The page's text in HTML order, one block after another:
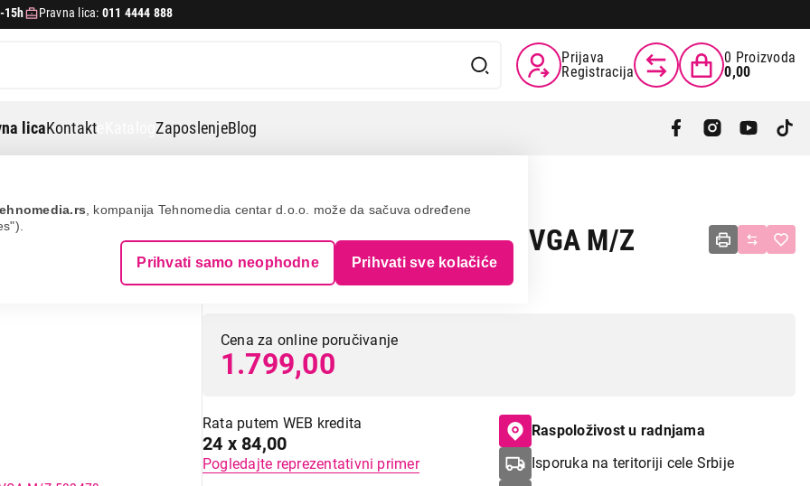
, kompanija Tehnomedia centar d.o.o. može da sačuva određene
Prihvati samo neophodne Prihvati sve kolačiće
15h Pravna lica: 011 4444 888
Prijava
Registracija
0 Proizvoda
0,00
licaKontakt eKatalogZaposlenjeBlog
HAMA MINI DISPLAY PORT-VGA M/Z
532473
Cena za online poručivanje
1.799,00
Rata putem WEB kredita
24 x 84,00
Pogledajte reprezentativni primer
Raspoloživost u radnjama
Isporuka na teritoriji cele Srbije